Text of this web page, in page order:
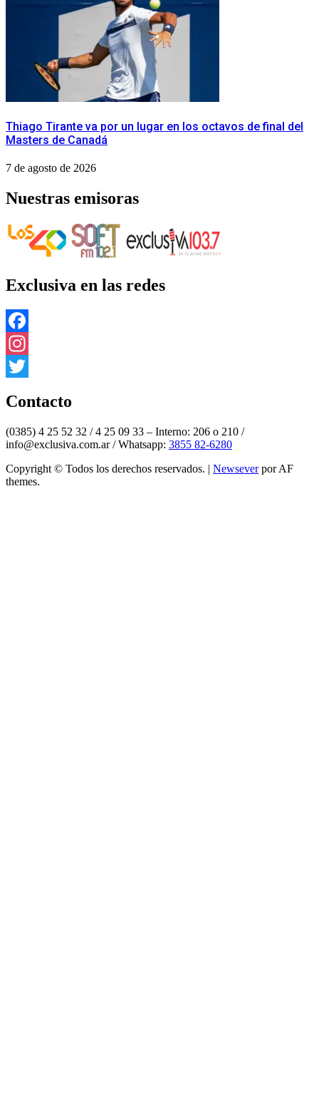
Thiago Tirante va por un lugar en los octavos de final del
Masters de Canadá
7 de agosto de 2026
Nuestras emisoras
Exclusiva en las redes
Facebook
Instagram
Contacto
(0385) 4 25 52 32 / 4 25 09 33 – Interno: 206 o 210 /
info@exclusiva.com.ar / Whatsapp: 3855 82-6280
Copyright © Todos los derechos reservados. | Newseverpor AF
themes.